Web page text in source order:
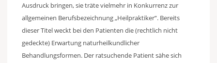
Ausdruck bringen, sie träte vielmehr in Konkurrenz zur
allgemeinen Berufsbezeichnung „Heilpraktiker“. Bereits
dieser Titel weckt bei den Patienten die (rechtlich nicht
gedeckte) Erwartung naturheilkundlicher
Behandlungsformen. Der ratsuchende Patient sähe sich